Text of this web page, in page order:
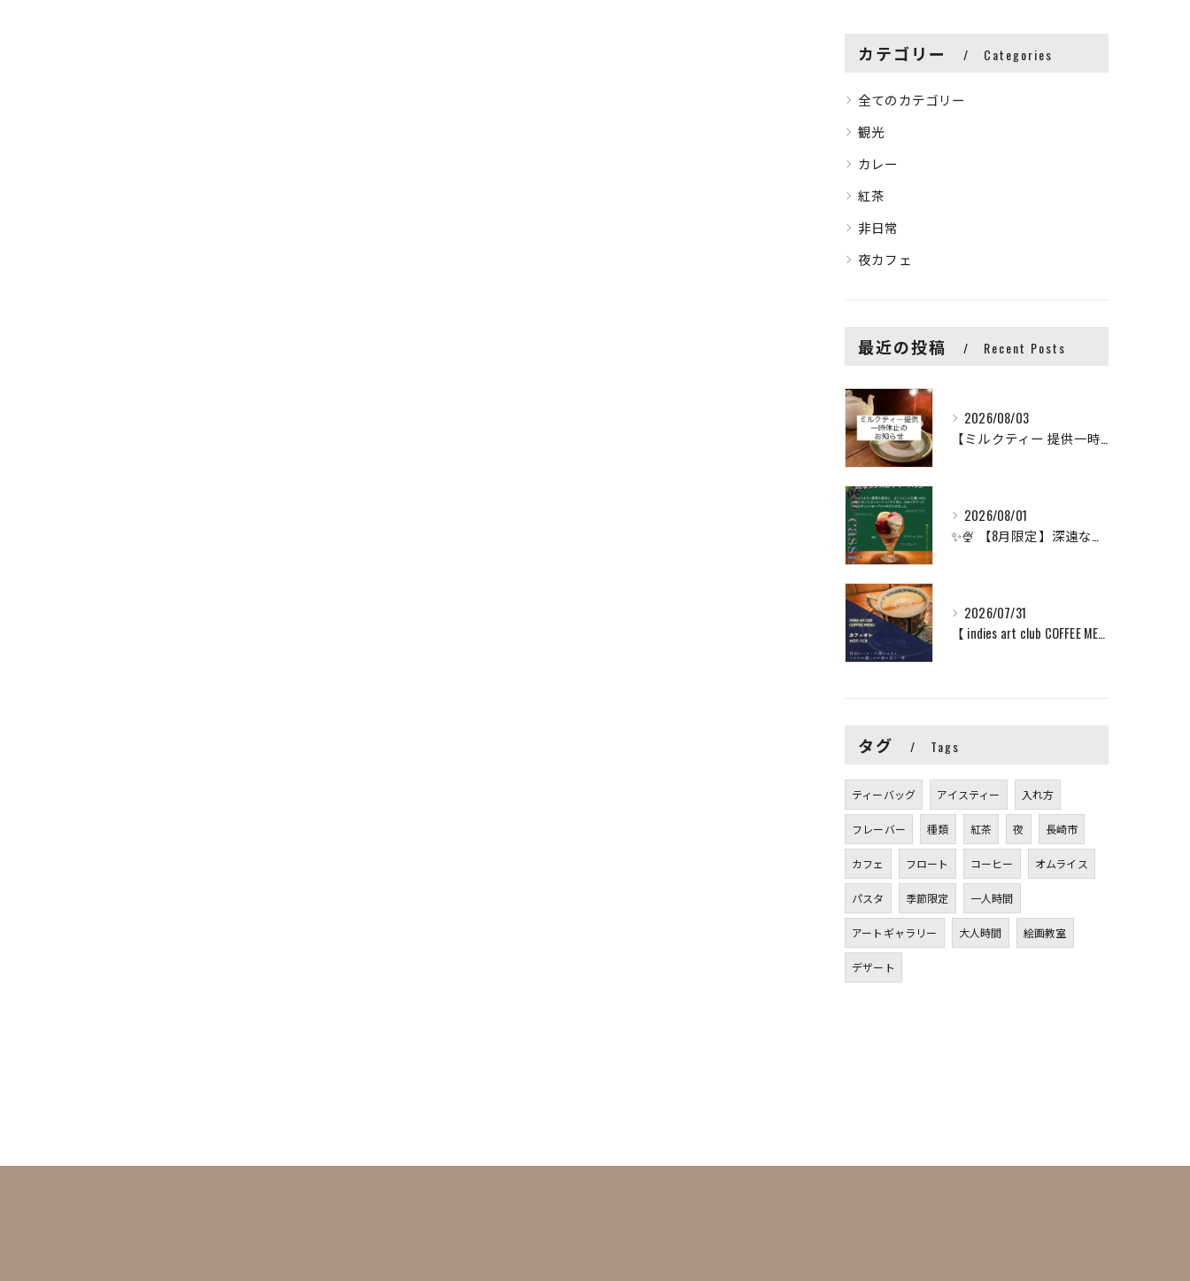
カテゴリー Categories
全てのカテゴリー
観光
カレー
紅茶
非日常
夜カフェ
最近の投稿 Recent Posts
2026/08/03
【ミルクティー 提供一時休止のお知らせ】
2026/08/01
✨🍨 【8月限定】深遠な甘酸っぱさ広がる「濃厚カシスのサマー...
2026/07/31
【 indies art club COFFEE MENU ...
タグ Tags
ティーバッグ アイスティー 入れ方
フレーバー 種類 紅茶 夜 長崎市
カフェ フロート コーヒー オムライス
パスタ 季節限定 一人時間
アートギャラリー 大人時間 絵画教室
デザート